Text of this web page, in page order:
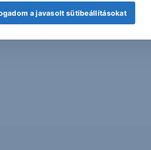
a javasolt sütibeállításokat